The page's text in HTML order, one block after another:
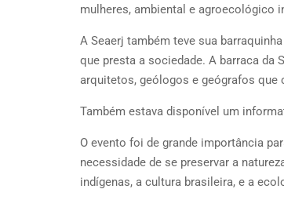
mulheres, ambiental e agroecológico
A Seaerj também teve sua
que presta a sociedade. A barraca da
arquitetos, geólogos e geógrafos que
Também estava disponível um
O evento foi de grande importância
necessidade de se preservar a
indígenas, a cultura brasileira, e a